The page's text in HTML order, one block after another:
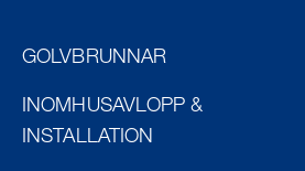
GOLVBRUNNAR
INOMHUSAVLOPP &
INSTALLATION